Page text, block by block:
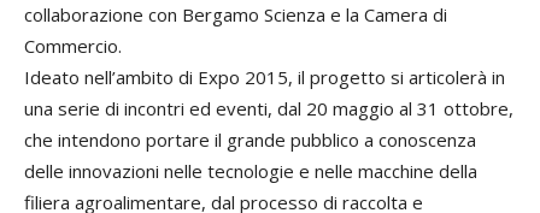
collaborazione con Bergamo Scienza e la Camera di
Commercio.
Ideato nell’ambito di Expo 2015, il progetto si articolerà in
una serie di incontri ed eventi, dal 20 maggio al 31 ottobre,
che intendono portare il grande pubblico a conoscenza
delle innovazioni nelle tecnologie e nelle macchine della
filiera agroalimentare, dal processo di raccolta e